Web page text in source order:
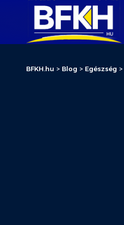
BFKH.hu > Blog > Egészség >